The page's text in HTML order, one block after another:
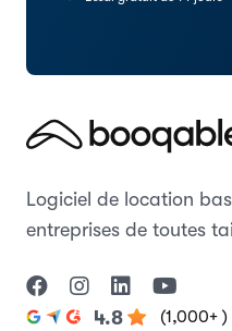
Logiciel de location
entreprises de toutes
4.8 (1,000+ )